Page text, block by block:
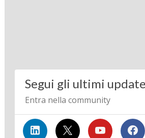
Segui gli ultimi update
Entra nella community